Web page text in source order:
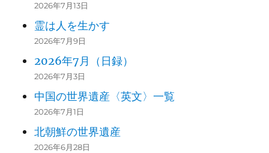
2026年7月13日
霊は人を生かす
2026年7月9日
2026年7月（日録）
2026年7月3日
中国の世界遺産〈英文〉一覧
2026年7月1日
北朝鮮の世界遺産
2026年6月28日